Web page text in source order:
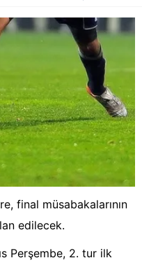
final müsabakalarının
edilecek.
Perşembe, 2. tur ilk